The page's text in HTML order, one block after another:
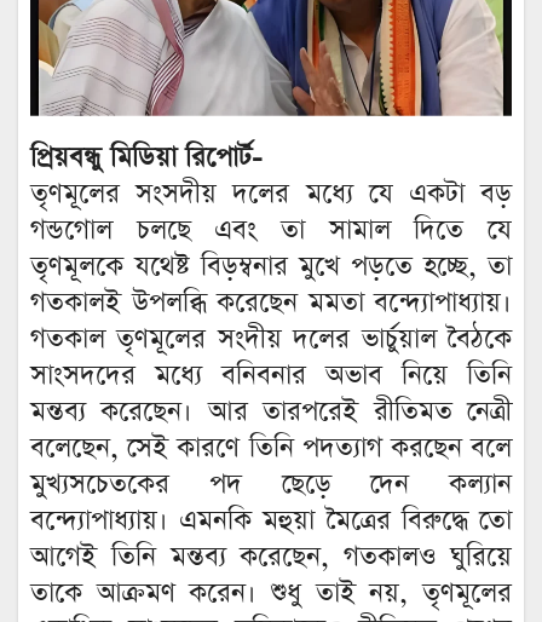
প্রিয়বন্ধু মিডিয়া রিপোর্ট-
তৃণমূলের সংসদীয় দলের মধ্যে যে একটা বড়
গন্ডগোল চলছে এবং তা সামাল দিতে যে
তৃণমূলকে যথেষ্ট বিড়ম্বনার মুখে পড়তে হচ্ছে, তা
গতকালই উপলব্ধি করেছেন মমতা বন্দ্যোপাধ্যায়।
গতকাল তৃণমূলের সংদীয় দলের ভার্চুয়াল বৈঠকে
সাংসদদের মধ্যে বনিবনার অভাব নিয়ে তিনি
মন্তব্য করেছেন। আর তারপরেই রীতিমত নেত্রী
বলেছেন, সেই কারণে তিনি পদত্যাগ করছেন বলে
মুখ্যসচেতকের পদ ছেড়ে দেন কল্যান
বন্দ্যোপাধ্যায়। এমনকি মহুয়া মৈত্রের বিরুদ্ধে তো
আগেই তিনি মন্তব্য করেছেন, গতকালও ঘুরিয়ে
তাকে আক্রমণ করেন। শুধু তাই নয়, তৃণমূলের